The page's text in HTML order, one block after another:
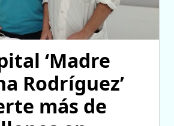
‘Madre
Rodríguez’
más de